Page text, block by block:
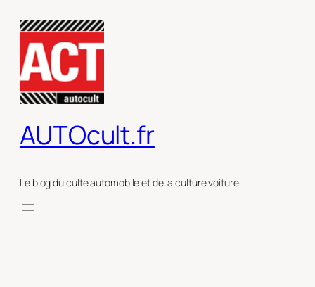
contenu
AUTOcult.fr
Le blog du culte automobile et de la culture voiture